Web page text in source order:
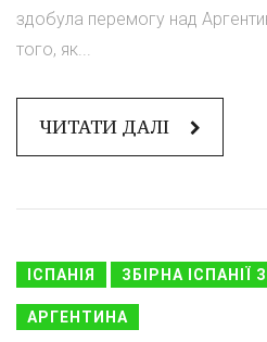
здобула перемогу над
того, як...
ЧИТАТИ ДАЛІ
ІСПАНІЯ ЗБІРНА ІСПАНІЇ
АРГЕНТИНА